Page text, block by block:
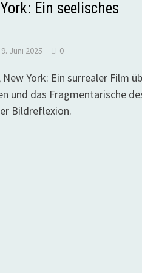
Ein seelisches
9. Juni 2025 0
New York: Ein surrealer Film
und das Fragmentarische
Bildreflexion.